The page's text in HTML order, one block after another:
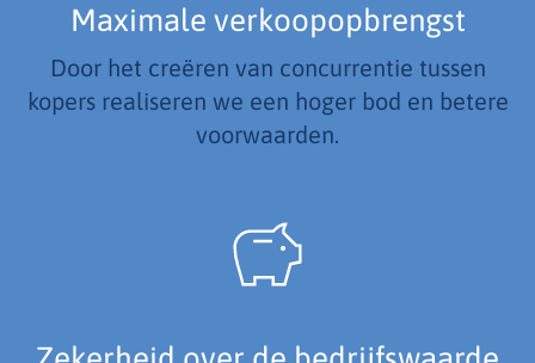
Maximale verkoopopbrengst
Door het creëren van concurrentie tussen
kopers realiseren we een hoger bod en betere
voorwaarden.